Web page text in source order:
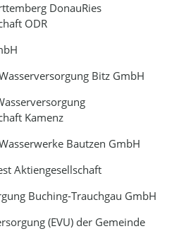
DonauRies
ODR
Bitz GmbH
Kamenz
Bautzen GmbH
Aktiengesellschaft
Buching-Trauchgau GmbH
(EVU) der Gemeinde